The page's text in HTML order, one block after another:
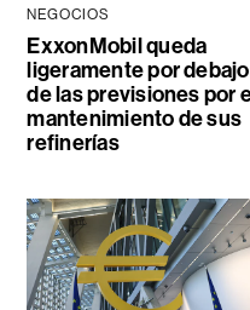
NEGOCIOS
ExxonMobil queda
ligeramente por debajo
de las previsiones por
mantenimiento de sus
refinerías